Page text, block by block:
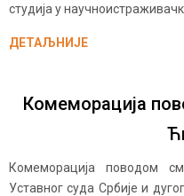
студија у
ДЕТАЉНИЈЕ
Комеморација
Комеморација поводом
Уставног суда Србије и